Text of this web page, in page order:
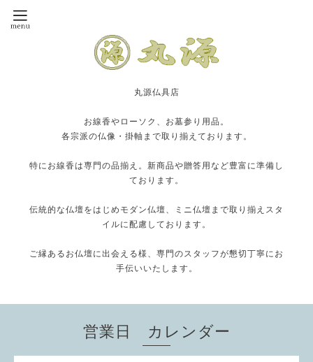
丸源仏具店
お線香やローソク、お墓参り用品。
各宗派の仏像・掛軸まで取り揃えております。
特にお線香は専門の品揃え。新商品や贈答用など豊富に準備し
ております。
伝統的な仏壇をはじめモダン仏壇、ミニ仏壇まで取り揃えスタ
イルに配慮しております。
ご縁あるお仏壇に出会える様、専門のスタッフが懇切丁寧にお
手伝いいたします。
営業日 カレンダー